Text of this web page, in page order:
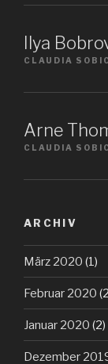
Ilya
CLAUDIA
Arne
CLAUDIA
ARCHIV
März 2020 (1)
Februar 2020
Januar 2020 (2)
Dezember